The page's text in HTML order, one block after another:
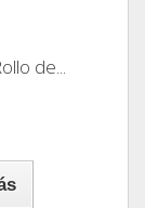
de...